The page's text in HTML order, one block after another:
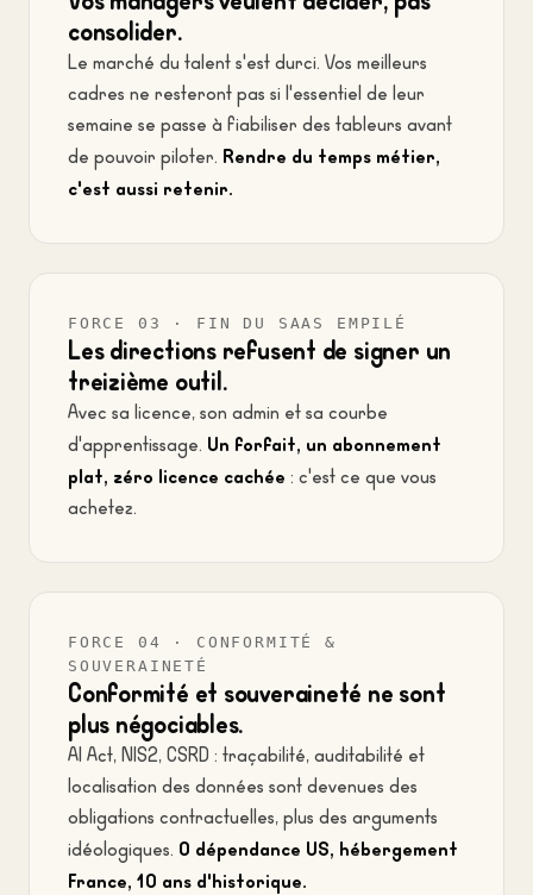
consolider.
Le marché du talent s'est durci. Vos meilleurs
cadres ne resteront pas si l'essentiel de leur
semaine se passe à fiabiliser des tableurs avant
de pouvoir piloter. Rendre du temps métier,
c'est aussi retenir.
FORCE 03 · FIN DU SAAS EMPILÉ
Les directions refusent de signer un
treizième outil.
Avec sa licence, son admin et sa courbe
d'apprentissage. Un forfait, un abonnement
plat, zéro licence cachée : c'est ce que vous
achetez.
FORCE 04 · CONFORMITÉ &
SOUVERAINETÉ
Conformité et souveraineté ne sont
plus négociables.
AI Act, NIS2, CSRD : traçabilité, auditabilité et
localisation des données sont devenues des
obligations contractuelles, plus des arguments
idéologiques. 0 dépendance US, hébergement
France, 10 ans d'historique.